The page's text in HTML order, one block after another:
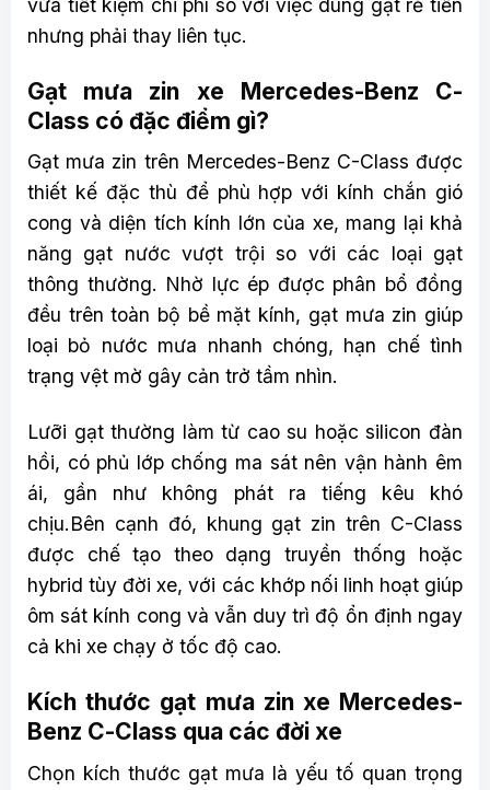
vừa tiết kiệm chi phí so với việc dùng gạt rẻ tiền
nhưng phải thay liên tục.
Gạt mưa zin xe Mercedes-Benz C-
Class có đặc điểm gì?
Gạt mưa zin trên Mercedes-Benz C-Class được
thiết kế đặc thù để phù hợp với kính chắn gió
cong và diện tích kính lớn của xe, mang lại khả
năng gạt nước vượt trội so với các loại gạt
thông thường. Nhờ lực ép được phân bổ đồng
đều trên toàn bộ bề mặt kính, gạt mưa zin giúp
loại bỏ nước mưa nhanh chóng, hạn chế tình
trạng vệt mờ gây cản trở tầm nhìn.
Lưỡi gạt thường làm từ cao su hoặc silicon đàn
hồi, có phủ lớp chống ma sát nên vận hành êm
ái, gần như không phát ra tiếng kêu khó
chịu.Bên cạnh đó, khung gạt zin trên C-Class
được chế tạo theo dạng truyền thống hoặc
hybrid tùy đời xe, với các khớp nối linh hoạt giúp
ôm sát kính cong và vẫn duy trì độ ổn định ngay
cả khi xe chạy ở tốc độ cao.
Kích thước gạt mưa zin xe Mercedes-
Benz C-Class qua các đời xe
Chọn kích thước gạt mưa là yếu tố quan trọng